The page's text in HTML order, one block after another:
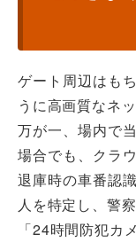
ゲート周辺はも
うに高画質なネ
万が一、場内で
場合でも、クラ
退庫時の車番認
人を特定し、警
「24時間防犯カ